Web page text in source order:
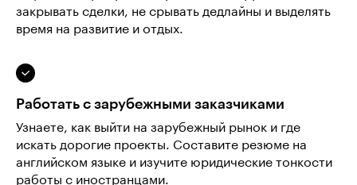
закрывать сделки, не срывать дедлайны и выделять
время на развитие и отдых.
Работать с зарубежными заказчиками
Узнаете, как выйти на зарубежный рынок и где
искать дорогие проекты. Составите резюме на
английском языке и изучите юридические тонкости
работы с иностранцами.